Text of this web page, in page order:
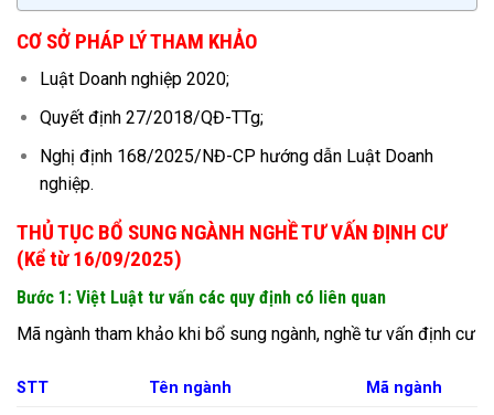
CƠ SỞ PHÁP LÝ THAM KHẢO
Luật Doanh nghiệp 2020;
Quyết định 27/2018/QĐ-TTg;
Nghị định 168/2025/NĐ-CP hướng dẫn Luật Doanh
nghiệp.
THỦ TỤC BỔ SUNG NGÀNH NGHỀ TƯ VẤN ĐỊNH CƯ
(Kể từ 16/09/2025)
Bước 1: Việt Luật tư vấn các quy định có liên quan
Mã ngành tham khảo khi bổ sung ngành, nghề tư vấn định cư
STT Tên ngành Mã ngành